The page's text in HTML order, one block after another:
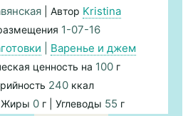
| Автор Kristina
1-07-16
Варенье и джем
ценность на 100г
240 ккал
Жиры 0 г | Углеводы 55 г